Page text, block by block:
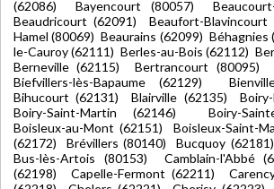
(62086) Bayencourt (80057) Beaucourt-
Beaudricourt (62091) Beaufort-
Hamel (80069) Beaurains (62099)
le-Cauroy (62111) Berles-au-Bois (62112)
Berneville (62115) Bertrancourt (80095)
Biefvillers-lès-Bapaume (62129)
Bihucourt (62131) Blairville (62135) Boiry-
Boiry-Saint-Martin (62146) Boiry-
Boisleux-au-Mont (62151) Boisleux-Saint-
(62172) Brévillers (80140) Bucquoy
Bus-lès-Artois (80153) Camblain-l'Abbé
(62198) Capelle-Fermont (62211)